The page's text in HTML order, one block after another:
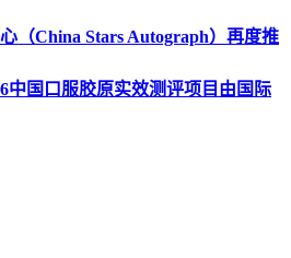
（China Stars Autograph）再度推
中国口服胶原实效测评项目由国际